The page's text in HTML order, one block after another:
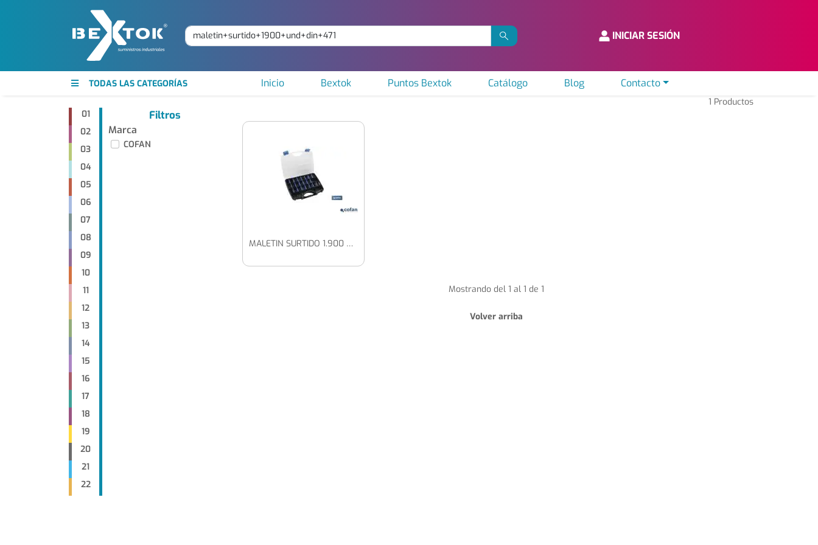
INICIAR SESIÓN
TODAS LAS CATEGORÍAS Inicio Bextok Puntos Bextok Catálogo Blog Contacto
01
02
03
04
05
06
07
08
09
10
11
12
13
14
15
16
17
18
19
20
21
22
Filtros
Marca
COFAN
1 Productos
MALETIN SURTIDO 1.900 UND (DIN 471)
Mostrando del 1 al 1 de 1
Volver arriba